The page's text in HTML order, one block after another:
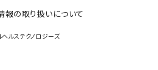
ルステクノロジーズ
報の取り扱いについて